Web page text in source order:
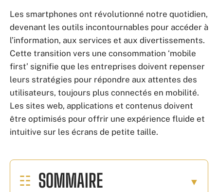
Les smartphones ont révolutionné notre quotidien,
devenant les outils incontournables pour accéder à
l’information, aux services et aux divertissements.
Cette transition vers une consommation ‘mobile
first’ signifie que les entreprises doivent repenser
leurs stratégies pour répondre aux attentes des
utilisateurs, toujours plus connectés en mobilité.
Les sites web, applications et contenus doivent
être optimisés pour offrir une expérience fluide et
intuitive sur les écrans de petite taille.
SOMMAIRE